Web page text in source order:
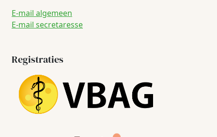
E-mail algemeen
E-mail secretaresse
Registraties